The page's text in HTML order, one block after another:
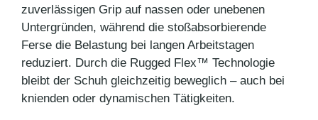
zuverlässigen Grip auf nassen oder unebenen
Untergründen, während die stoßabsorbierende
Ferse die Belastung bei langen Arbeitstagen
reduziert. Durch die Rugged Flex™ Technologie
bleibt der Schuh gleichzeitig beweglich – auch bei
knienden oder dynamischen Tätigkeiten.